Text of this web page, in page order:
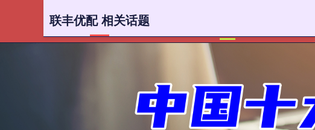
联丰优配 相关话题